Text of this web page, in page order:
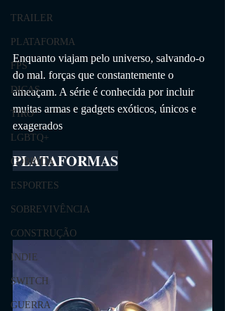
TRAILER
PLATAFORMA
FPS
DICAS
TIRO
LGBTQ+
CORRIDA
ESPORTES
SOBREVIVÊNCIA
CONSTRUÇÃO
INDIE
SWITCH
GUERRA
Enquanto viajam pelo universo, salvando-o
do mal. forças que constantemente o
ameaçam. A série é conhecida por incluir
muitas armas e gadgets exóticos, únicos e
exagerados
PLATAFORMAS